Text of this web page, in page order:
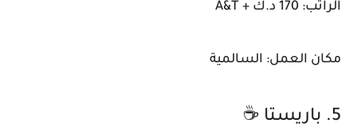
الراتب: 170 د.ك + A&T
مكان العمل: السالمية
5. باريستا ☕